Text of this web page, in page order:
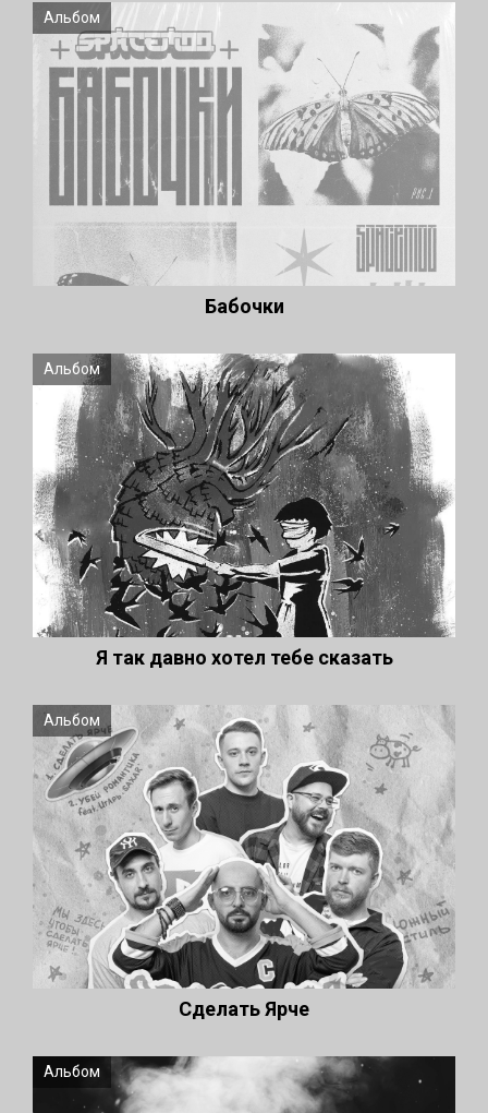
Альбом
Бабочки
Альбом
Я так давно хотел тебе сказать
Альбом
Cделать Ярче
Альбом